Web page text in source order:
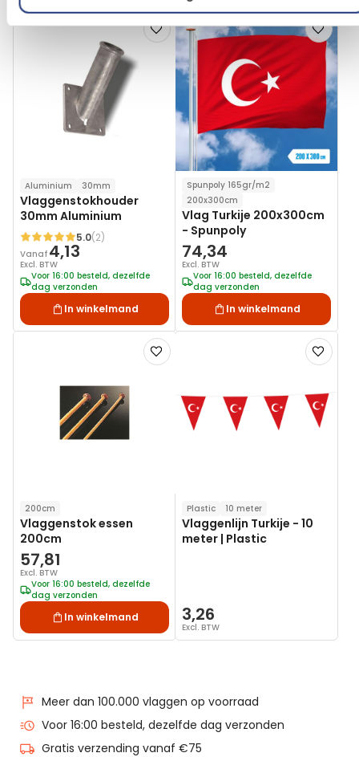
Voeg
toe
verlanglijst
Aluminium 30mm
Vlaggenstokhouder
30mm Aluminium
Waardering:
5.0(2)
Vanaf 4,13
Excl. BTW
Voor 16:00 besteld, dezelfde
dag verzonden
In winkelmand
Voeg
toe
aan
Spunpoly 165gr/m2
200x300cm
Vlag Turkije 200x300cm
- Spunpoly
74,34
Excl. BTW
Voor 16:00 besteld, dezelfde
dag verzonden
In winkelmand
Voeg
toe
verlanglijst
200cm
Vlaggenstok essen
200cm
57,81
Excl. BTW
Voor 16:00 besteld, dezelfde
dag verzonden
In winkelmand
Voeg
toe
Plastic 10 meter
Vlaggenlijn Turkije - 10
meter | Plastic
3,26
Excl. BTW
Meer dan 100.000 vlaggen op voorraad
Voor 16:00 besteld, dezelfde dag verzonden
Gratis verzending vanaf €75